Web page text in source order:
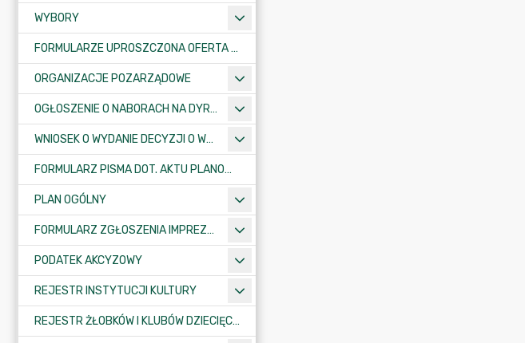
WYBORY
FORMULARZE UPROSZCZONA OFERTA WYKONANIA ZADANIA PUBLICZNEGO
ORGANIZACJE POZARZĄDOWE
OGŁOSZENIE O NABORACH NA DYREKTORÓW PLACÓWEK OŚWIATOWYCH
WNIOSEK O WYDANIE DECYZJI O WARUNKACH ZABUDOWY/O USTALENIE INWESTYCJI CELU PUBLICZNEGO
FORMULARZ PISMA DOT. AKTU PLANOWANIA PRZESTRZENNEGO
PLAN OGÓLNY
FORMULARZ ZGŁOSZENIA IMPREZY SPORTOWO-REKREACYJNEJ, ARTYSTYCZNEJ LUB ROZRYWKOWEJ
PODATEK AKCYZOWY
REJESTR INSTYTUCJI KULTURY
REJESTR ŻŁOBKÓW I KLUBÓW DZIECIĘCYCH